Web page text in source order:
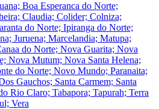
Boa Esperanca do Norte;
Claudia; Colider; Colniza;
do Norte; Ipiranga do Norte;
Juruena; Marcelandia; Matupa;
do Norte; Nova Guarita; Nova
Nova Mutum; Nova Santa Helena;
do Norte; Novo Mundo; Paranaita;
Gauchos; Santa Carmem; Santa
Rio Claro; Tabapora; Tapurah; Terra
Vera